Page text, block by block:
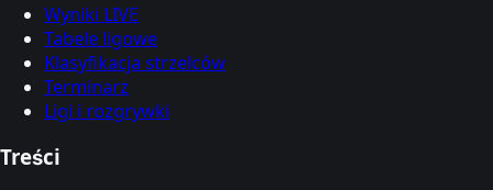
Wyniki LIVE
Tabele ligowe
Klasyfikacja strzelców
Terminarz
Ligi i rozgrywki
Treści